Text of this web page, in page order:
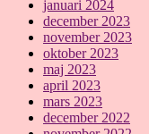
januari 2024
december 2023
november 2023
oktober 2023
maj 2023
april 2023
mars 2023
december 2022